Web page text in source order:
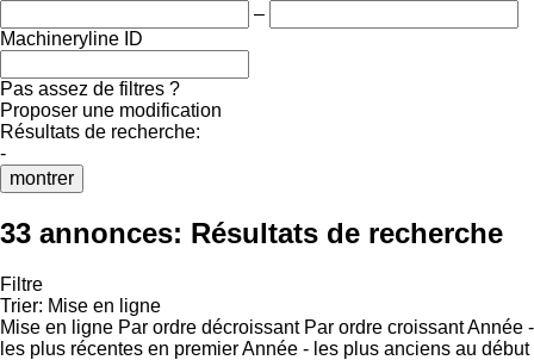
–
Machineryline ID
Pas assez de filtres ?
Proposer une modification
Résultats de recherche:
-
montrer
33 annonces: Résultats de recherche
Filtre
Trier: Mise en ligne
Mise en ligne Par ordre décroissant Par ordre croissantAnnée -
les plus récentes en premierAnnée - les plus anciens au début